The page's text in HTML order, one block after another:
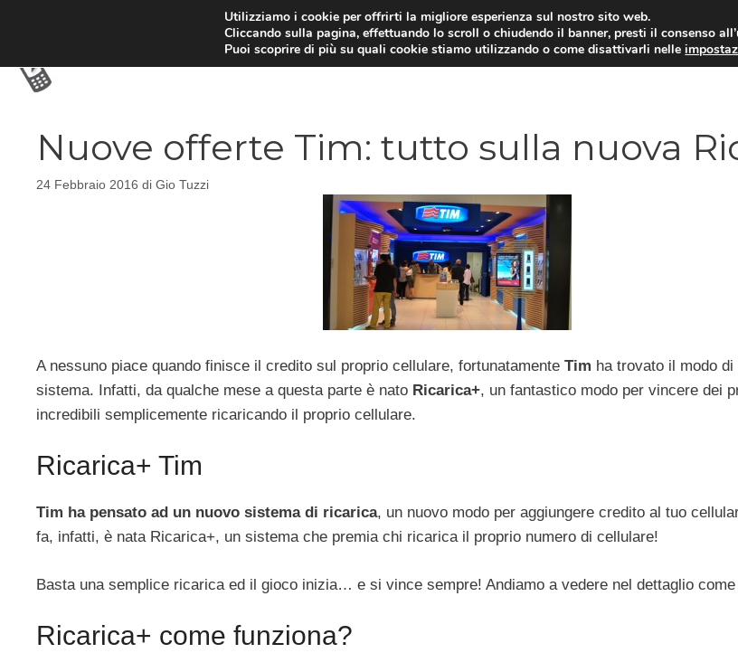
TARIFFE E
Nuove offerte Tim: tutto sulla nuova
24 Febbraio 2016 di Gio Tuzzi
A nessuno piace quando finisce il credito sul proprio cellulare, fortunatamente Tim ha trovato il modo
sistema. Infatti, da qualche mese a questa parte è nato Ricarica+, un fantastico modo per vincere dei
incredibili semplicemente ricaricando il proprio cellulare.
Ricarica+ Tim
Tim ha pensato ad un nuovo sistema di ricarica, un nuovo modo per aggiungere credito al tuo
fa, infatti, è nata Ricarica+, un sistema che premia chi ricarica il proprio numero di cellulare!
Basta una semplice ricarica ed il gioco inizia… e si vince sempre! Andiamo a vedere nel dettaglio come
Ricarica+ come funziona?
Utilizziamo i cookie per offrirti la migliore esperienza sul nostro sito web.
Cliccando sulla pagina, effettuando lo scroll o chiudendo il banner, presti il consenso
Puoi scoprire di più su quali cookie stiamo utilizzando o come disattivarli nelle